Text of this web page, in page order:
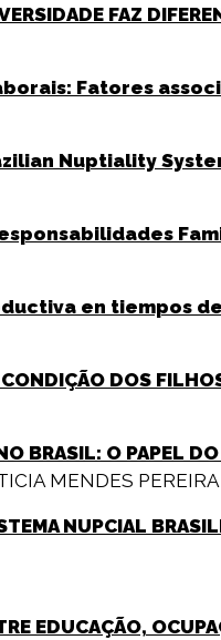
FAZ
Fatores
Nuptiality
en tiempos
DOS
BRASIL: O PAPEL
MENDES PEREIRA
NUPCIAL
EDUCAÇÃO,